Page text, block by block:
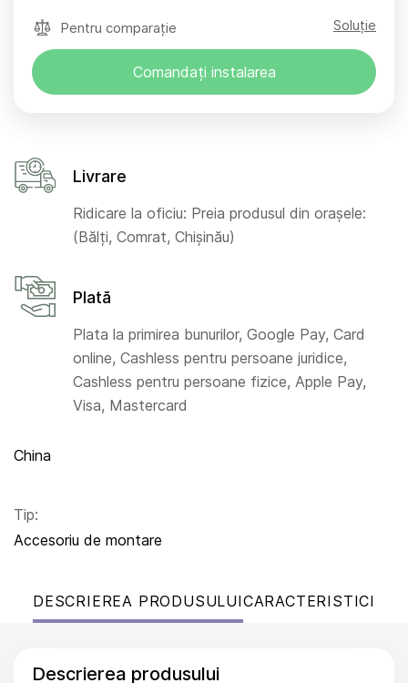
China
Tip:
Accesoriu de montare
Pentru comparație Soluție
Comandați instalarea
Livrare
Ridicare la oficiu: Preia produsul din orașele:
(Bălți, Comrat, Chișinău)
Plată
Plata la primirea bunurilor, Google Pay, Card
online, Cashless pentru persoane juridice,
Cashless pentru persoane fizice, Apple Pay,
Visa, Mastercard
DESCRIEREA PRODUSULUICARACTERISTICI
Descrierea produsului